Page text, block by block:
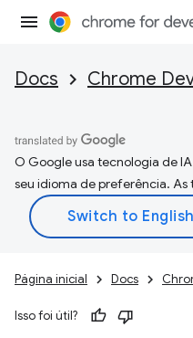
Docs Chrome
O Google usa tecnologia de
seu idioma de preferência.
Página inicial Docs
Isso foi útil?